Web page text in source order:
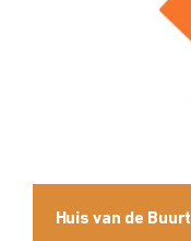
Huis van de Buurt